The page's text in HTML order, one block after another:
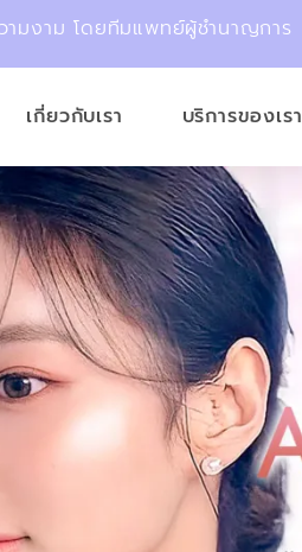
มงาม โดยทีมแพทย์ผู้ชำนาญการ
เกี่ยวกับเรา บริการของเรา